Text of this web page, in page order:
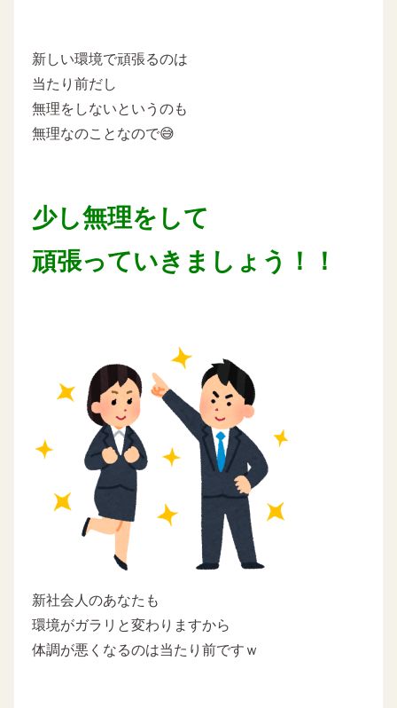
新しい環境で頑張るのは
当たり前だし
無理をしないというのも
無理なのことなので😅
少し無理をして
頑張っていきましょう！！
新社会人のあなたも
環境がガラリと変わりますから
体調が悪くなるのは当たり前ですｗ